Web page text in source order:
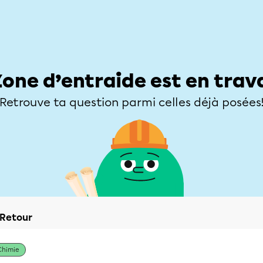
d’entraide est en
Retrouve ta question parmi celles déjà
Retour